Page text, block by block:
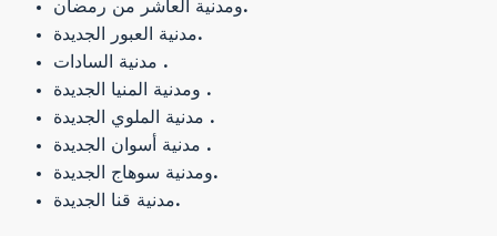
ومدنية العاشر من رمضان.
مدنية العبور الجديدة.
مدنية السادات .
ومدنية المنيا الجديدة .
مدنية الملوي الجديدة .
مدنية أسوان الجديدة .
ومدنية سوهاج الجديدة.
مدنية قنا الجديدة.